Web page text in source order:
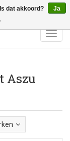
Lochtstraat 2,
Aszu
dat akkoord?
Ja